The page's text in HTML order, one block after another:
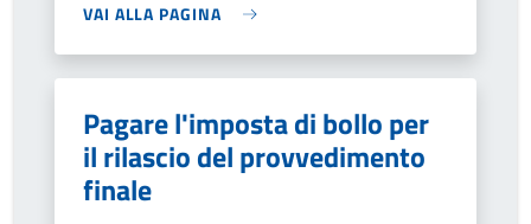
VAI ALLA PAGINA
Pagare l'imposta di bollo per
il rilascio del provvedimento
finale